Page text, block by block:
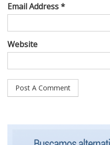
Email Address *
Website